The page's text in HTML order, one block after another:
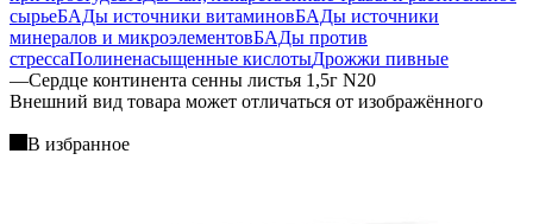
сырьеБАДы источники витаминовБАДы источники
минералов и микроэлементовБАДы против
стрессаПолиненасыщенные кислотыДрожжи пивные
—Сердце континента сенны листья 1,5г N20
Bнешний вид товара может отличаться от изображённого
В избранное